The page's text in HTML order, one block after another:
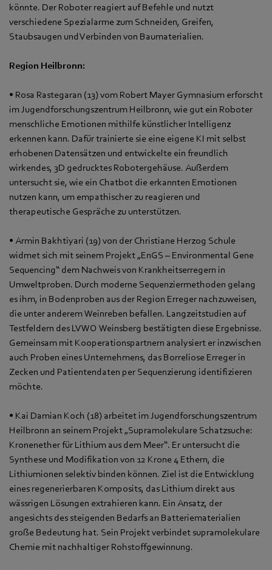
könnte. Der Roboter reagiert auf Befehle und nutzt
verschiedene Spezialarme zum Schneiden, Greifen,
Staubsaugen und Verbinden von Baumaterialien.
Region Heilbronn:
• Rosa Rastegaran (13) vom Robert Mayer Gymnasium erforscht
im Jugendforschungszentrum Heilbronn, wie gut ein Roboter
menschliche Emotionen mithilfe künstlicher Intelligenz
erkennen kann. Dafür trainierte sie eine eigene KI mit selbst
erhobenen Datensätzen und entwickelte ein freundlich
wirkendes, 3D gedrucktes Robotergehäuse. Außerdem
untersucht sie, wie ein Chatbot die erkannten Emotionen
nutzen kann, um empathischer zu reagieren und
therapeutische Gespräche zu unterstützen.
• Armin Bakhtiyari (19) von der Christiane Herzog Schule
widmet sich mit seinem Projekt „EnGS – Environmental Gene
Sequencing“ dem Nachweis von Krankheitserregern in
Umweltproben. Durch moderne Sequenziermethoden gelang
es ihm, in Bodenproben aus der Region Erreger nachzuweisen,
die unter anderem Weinreben befallen. Langzeitstudien auf
Testfeldern des LVWO Weinsberg bestätigten diese Ergebnisse.
Gemeinsam mit Kooperationspartnern analysiert er inzwischen
auch Proben eines Unternehmens, das Borreliose Erreger in
Zecken und Patientendaten per Sequenzierung identifizieren
möchte.
• Kai Damian Koch (18) arbeitet im Jugendforschungszentrum
Heilbronn an seinem Projekt „Supramolekulare Schatzsuche:
Kronenether für Lithium aus dem Meer“. Er untersucht die
Synthese und Modifikation von 12 Krone 4 Ethern, die
Lithiumionen selektiv binden können. Ziel ist die Entwicklung
eines regenerierbaren Komposits, das Lithium direkt aus
wässrigen Lösungen extrahieren kann. Ein Ansatz, der
angesichts des steigenden Bedarfs an Batteriematerialien
große Bedeutung hat. Sein Projekt verbindet supramolekulare
Chemie mit nachhaltiger Rohstoffgewinnung.